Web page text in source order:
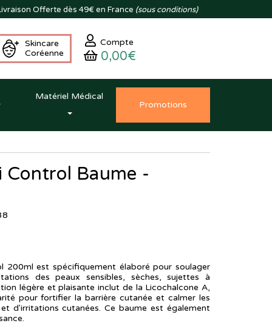
Offerte dès 49€ en France (sous conditions)
Skincare
Coréenne
Compte
0,00€
Matériel Médical
Promotions
Baume -
200ml est spécifiquement élaboré pour soulager
des peaux sensibles, sèches, sujettes à
légère et plaisante inclut de la Licochalcone A,
pour fortifier la barrière cutanée et calmer les
d'irritations cutanées. Ce baume est également